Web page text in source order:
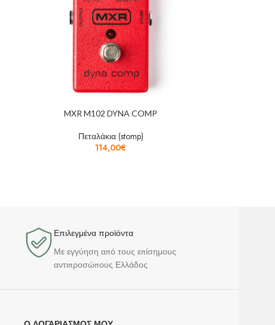
MXR M102 DYNA COMP
Πεταλάκια (stomp)
114,00€
Επιλεγμένα προϊόντα​
Με εγγύηση από τους επίσημους
αντιπροσώπους Ελλάδος